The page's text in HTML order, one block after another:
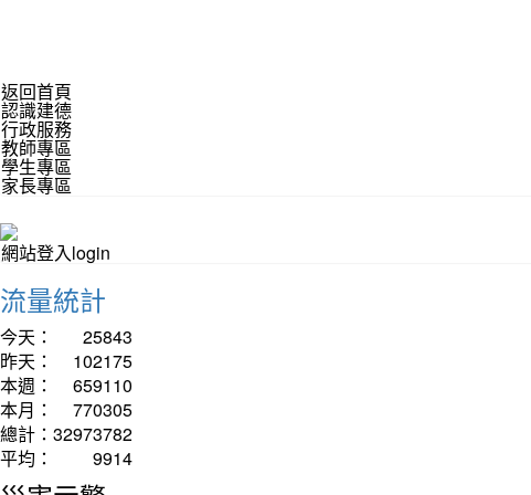
返回首頁
認識建德
行政服務
教師專區
學生專區
家長專區
網站登入login
流量統計
今天：
25843
昨天：
102175
本週：
659110
本月：
770305
總計： 32973782
平均：
9914